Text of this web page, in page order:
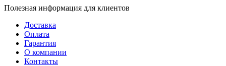
Полезная информация для клиентов
Доставка
Оплата
Гарантия
О компании
Контакты